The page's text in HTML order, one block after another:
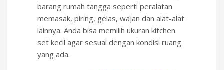
barang rumah tangga seperti peralatan
memasak, piring, gelas, wajan dan alat-alat
lainnya. Anda bisa memilih ukuran kitchen
set kecil agar sesuai dengan kondisi ruang
yang ada.